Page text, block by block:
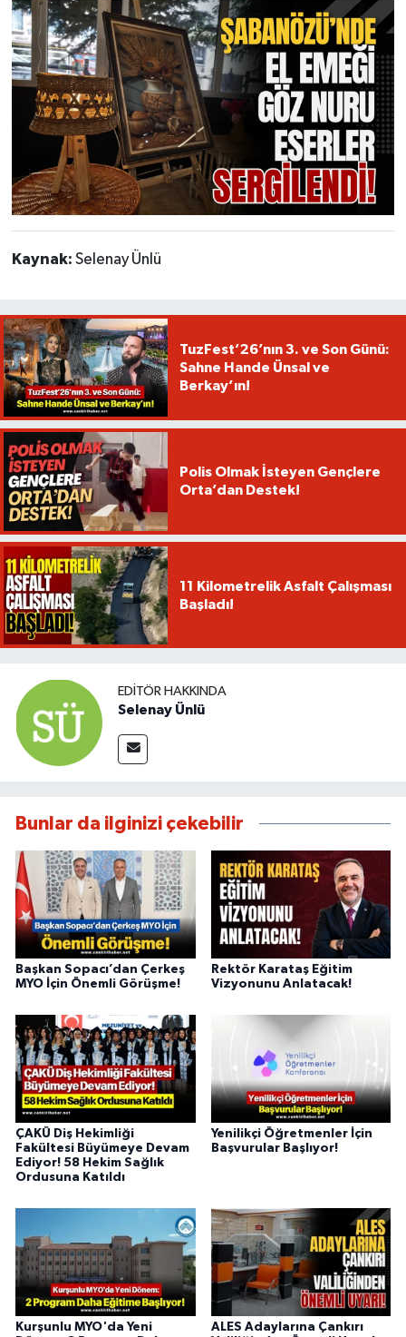
Kaynak: Selenay Ünlü
TuzFest’26’nın 3. ve Son Günü:
Sahne Hande Ünsal ve
Berkay’ın!
Polis Olmak İsteyen Gençlere
Orta’dan Destek!
11 Kilometrelik Asfalt Çalışması
Başladı!
EDITÖR HAKKINDA
Selenay Ünlü
Bunlar da ilginizi çekebilir
Başkan Sopacı’dan Çerkeş
MYO İçin Önemli Görüşme!
Rektör Karataş Eğitim
Vizyonunu Anlatacak!
ÇAKÜ Diş Hekimliği
Fakültesi Büyümeye Devam
Ediyor! 58 Hekim Sağlık
Ordusuna Katıldı
Yenilikçi Öğretmenler İçin
Başvurular Başlıyor!
Kurşunlu MYO'da Yeni
ALES Adaylarına Çankırı